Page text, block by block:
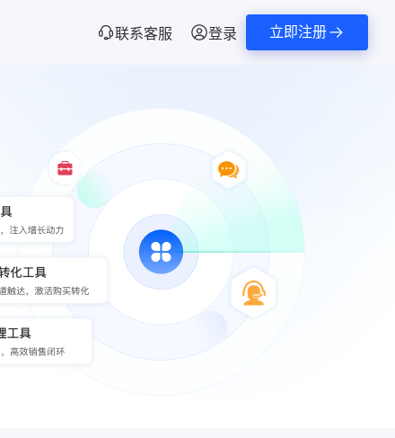
联系客服 登录 立即注册